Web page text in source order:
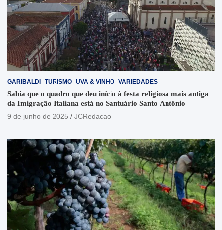
GARIBALDI TURISMO UVA & VINHO VARIEDADES
Sabia que o quadro que deu início à festa religiosa mais antiga
da Imigração Italiana está no Santuário Santo Antônio
9 de junho de 2025
JCRedacao